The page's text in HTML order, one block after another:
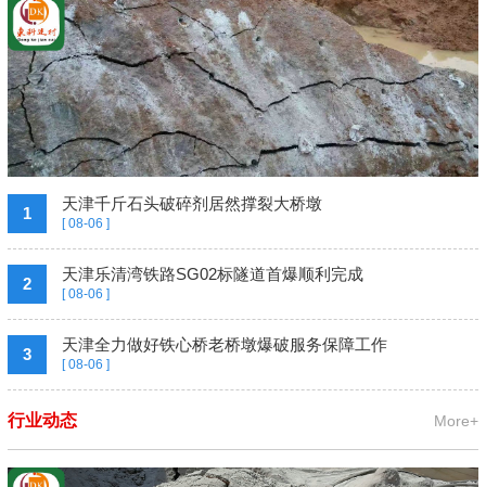
1
天津千斤石头破碎剂居然撑裂大桥墩
[ 08-06 ]
2
天津乐清湾铁路SG02标隧道首爆顺利完成
[ 08-06 ]
3
天津全力做好铁心桥老桥墩爆破服务保障工作
[ 08-06 ]
行业动态 More+